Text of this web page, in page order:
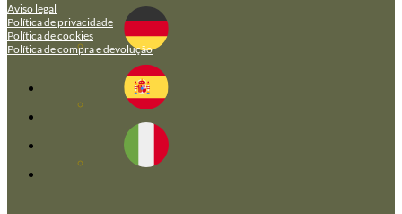
Aviso legal
Política de privacidade
Política de cookies
Política de compra e devolução